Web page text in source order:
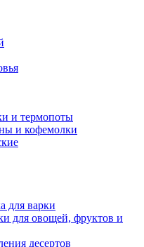
и термопоты
и кофемолки
для варки
для овощей, фруктов и
десертов